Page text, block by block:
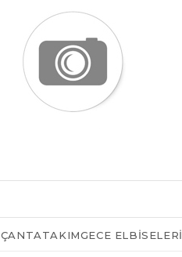
ÇANTATAKIMGECE ELBISELERI